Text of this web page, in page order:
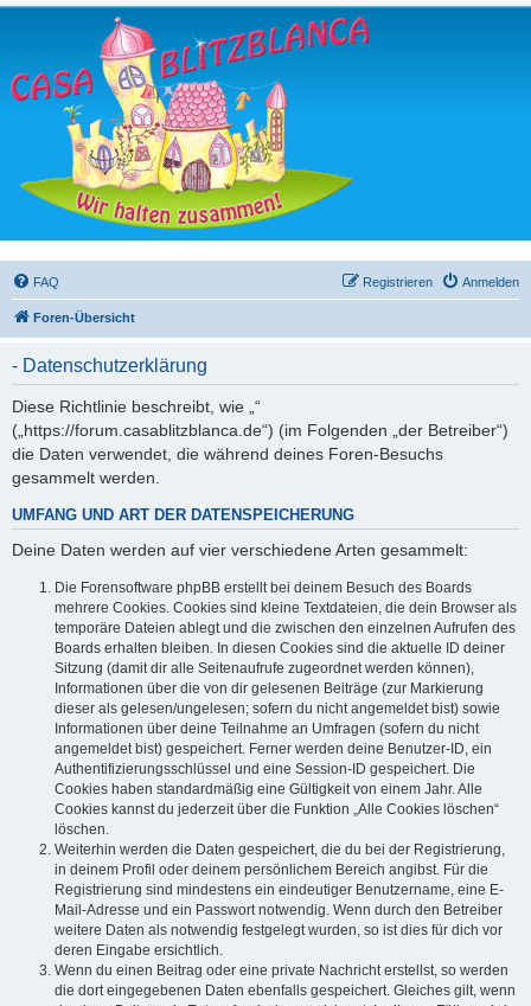
FAQ Anmelden
Registrieren
Foren-Übersicht
- Datenschutzerklärung
Diese Richtlinie beschreibt, wie „“
(„https://forum.casablitzblanca.de“) (im Folgenden „der Betreiber“)
die Daten verwendet, die während deines Foren-Besuchs
gesammelt werden.
UMFANG UND ART DER DATENSPEICHERUNG
Deine Daten werden auf vier verschiedene Arten gesammelt:
Die Forensoftware phpBB erstellt bei deinem Besuch des Boards
mehrere Cookies. Cookies sind kleine Textdateien, die dein Browser als
temporäre Dateien ablegt und die zwischen den einzelnen Aufrufen des
Boards erhalten bleiben. In diesen Cookies sind die aktuelle ID deiner
Sitzung (damit dir alle Seitenaufrufe zugeordnet werden können),
Informationen über die von dir gelesenen Beiträge (zur Markierung
dieser als gelesen/ungelesen; sofern du nicht angemeldet bist) sowie
Informationen über deine Teilnahme an Umfragen (sofern du nicht
angemeldet bist) gespeichert. Ferner werden deine Benutzer-ID, ein
Authentifizierungsschlüssel und eine Session-ID gespeichert. Die
Cookies haben standardmäßig eine Gültigkeit von einem Jahr. Alle
Cookies kannst du jederzeit über die Funktion „Alle Cookies löschen“
löschen.
Weiterhin werden die Daten gespeichert, die du bei der Registrierung,
in deinem Profil oder deinem persönlichem Bereich angibst. Für die
Registrierung sind mindestens ein eindeutiger Benutzername, eine E-
Mail-Adresse und ein Passwort notwendig. Wenn durch den Betreiber
weitere Daten als notwendig festgelegt wurden, so ist dies für dich vor
deren Eingabe ersichtlich.
Wenn du einen Beitrag oder eine private Nachricht erstellst, so werden
die dort eingegebenen Daten ebenfalls gespeichert. Gleiches gilt, wenn